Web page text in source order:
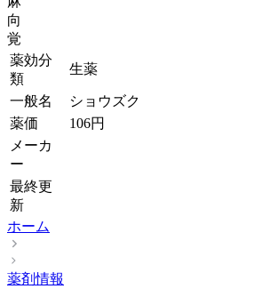
向
覚
薬効分
類
生薬
一般名
ショウズク
薬価
106円
メーカ
ー
最終更
新
ホーム
薬剤情報